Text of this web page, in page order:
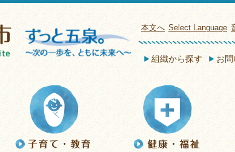
本文へ Select Language
組織から探す お